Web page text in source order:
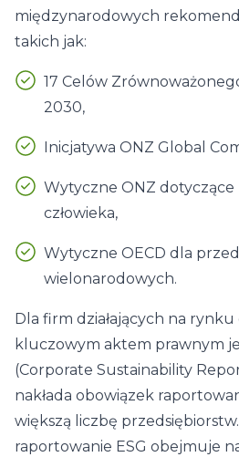
międzynarodowych
takich jak:
17 Celów
2030,
Inicjatywa ONZ Global
Wytyczne ONZ dotyczące
człowieka,
Wytyczne OECD dla
wielonarodowych.
Dla firm działających na
kluczowym aktem prawnym
(Corporate Sustainability
nakłada obowiązek
większą liczbę
raportowanie ESG obejmuje